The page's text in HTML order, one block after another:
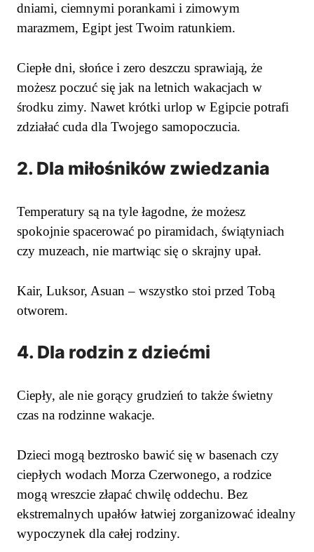
dniami, ciemnymi porankami i zimowym
marazmem, Egipt jest Twoim ratunkiem.
Ciepłe dni, słońce i zero deszczu sprawiają, że
możesz poczuć się jak na letnich wakacjach w
środku zimy. Nawet krótki urlop w Egipcie potrafi
zdziałać cuda dla Twojego samopoczucia.
2. Dla miłośników zwiedzania
Temperatury są na tyle łagodne, że możesz
spokojnie spacerować po piramidach, świątyniach
czy muzeach, nie martwiąc się o skrajny upał.
Kair, Luksor, Asuan – wszystko stoi przed Tobą
otworem.
4. Dla rodzin z dziećmi
Ciepły, ale nie gorący grudzień to także świetny
czas na rodzinne wakacje.
Dzieci mogą beztrosko bawić się w basenach czy
ciepłych wodach Morza Czerwonego, a rodzice
mogą wreszcie złapać chwilę oddechu. Bez
ekstremalnych upałów łatwiej zorganizować idealny
wypoczynek dla całej rodziny.